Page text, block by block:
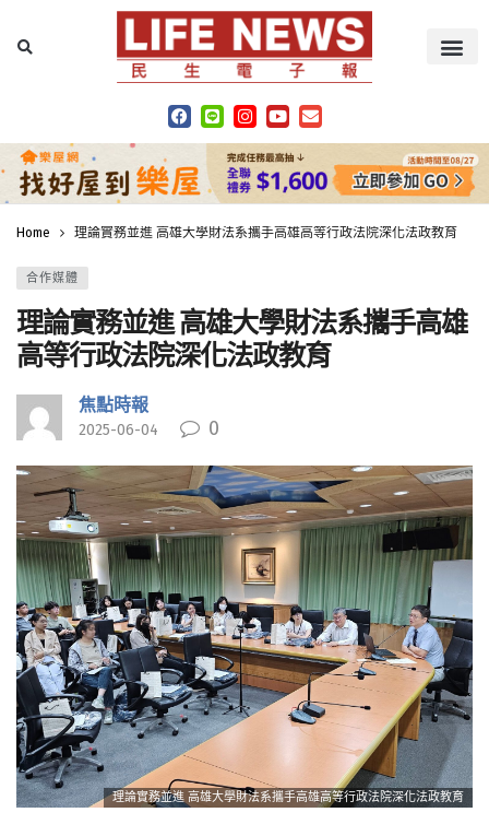
Home 理論實務並進 高雄大學財法系攜手高雄高等行政法院深化法政教育
合作媒體
理論實務並進 高雄大學財法系攜手高雄
高等行政法院深化法政教育
焦點時報
2025-06-04 0
理論實務並進 高雄大學財法系攜手高雄高等行政法院深化法政教育